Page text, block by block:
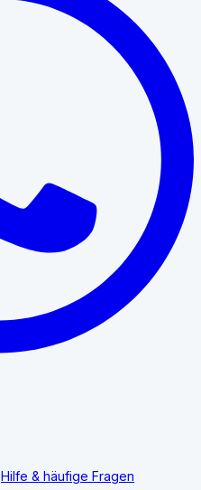
Hilfe & häufige Fragen